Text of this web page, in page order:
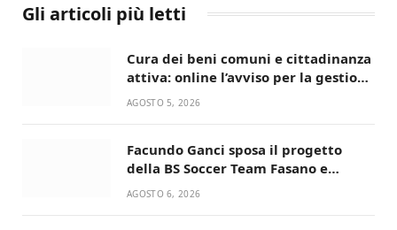
Gli articoli più letti
Cura dei beni comuni e cittadinanza
attiva: online l’avviso per la gestione
condivisa della Villetta di Laureto
AGOSTO 5, 2026
Facundo Ganci sposa il progetto
della BS Soccer Team Fasano e
ritorna in campo
AGOSTO 6, 2026